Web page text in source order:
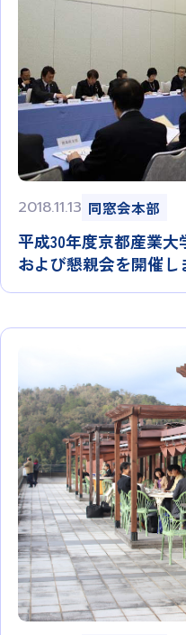
2018.11.13 同窓会本部
平成30年度京都産業
および懇親会を開催し